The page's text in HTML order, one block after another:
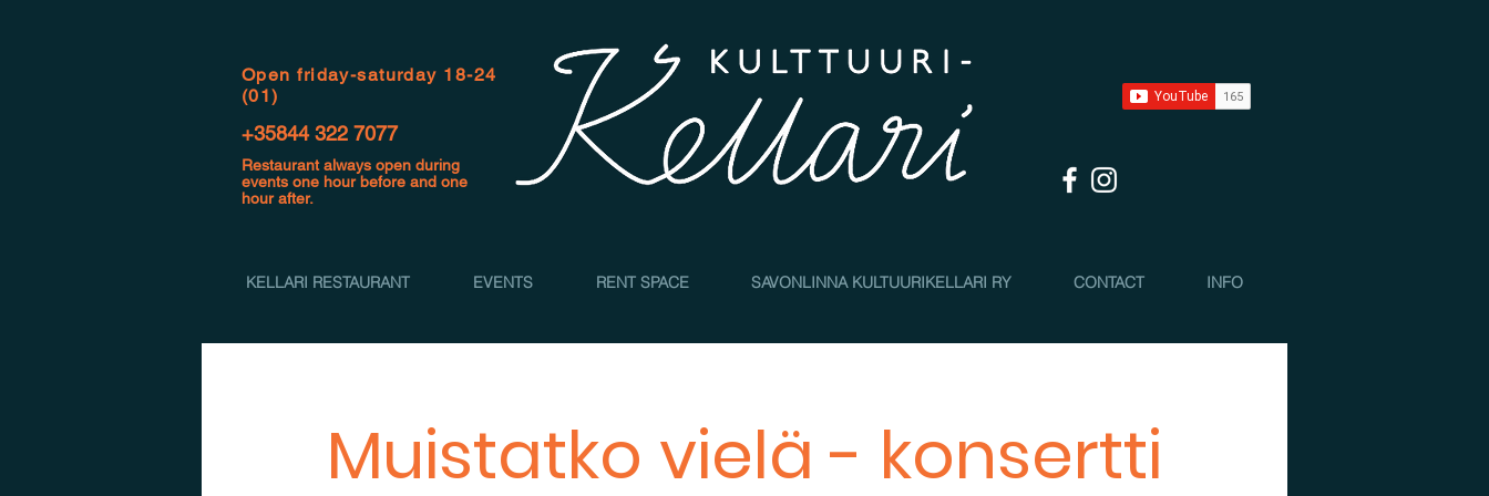
Open friday-saturday 18-24
(01)
+35844 322 7077
Restaurant always open during
events one hour before and one
hour after.
KELLARI RESTAURANT EVENTS RENT SPACE SAVONLINNA KULTUURIKELLARI RY CONTACT INFO
Muistatko vielä - konsertti